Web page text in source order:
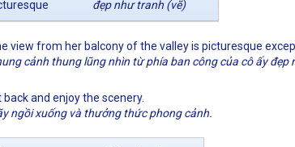
đẹp như tranh (vẽ)
view from her balcony of the valley is picturesque
cảnh thung lũng nhìn từ phía ban công của cô ấy
back and enjoy the scenery.
ngồi xuống và thưởng thức phong cảnh.